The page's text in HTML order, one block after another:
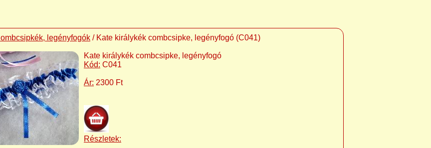
legényfogók / Kate királykék combcsipke, legényfogó (C041)
Kate királykék combcsipke, legényfogó
Kód: C041
Ár: 2300 Ft
Részletek: